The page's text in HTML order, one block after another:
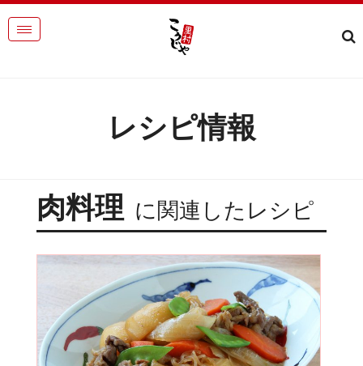
レシピ情報
肉料理 に関連したレシピ